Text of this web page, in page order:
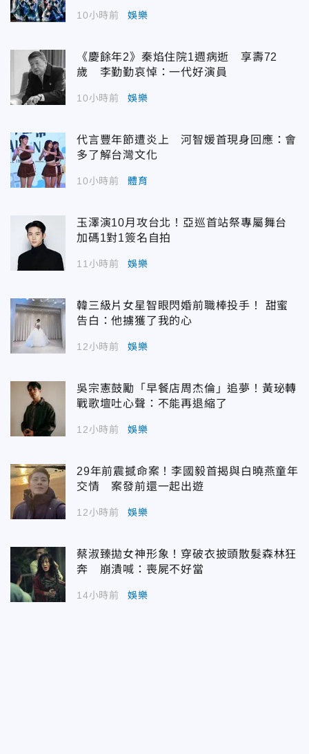
10小時前 娛樂
《慶餘年2》秦焰住院1週病逝 享壽72
歲 李勤勤哀悼：一代好演員
10小時前 娛樂
代言豐年節遭炎上 河智媛首現身回應：會
多了解台灣文化
10小時前 體育
玉澤演10月攻台北！亞巡首站祭專屬舞台
加碼1對1簽名自拍
11小時前 娛樂
韓三級片女星智眼閃婚前職棒投手！ 甜蜜
告白：他擄獲了我的心
12小時前 娛樂
吳宗憲鼓勵「早餐店周杰倫」追夢！黃珌轉
戰歌壇吐心聲：不能再退縮了
12小時前 娛樂
29年前震撼命案！李國毅首揭與白曉燕童年
交情 案發前還一起出遊
12小時前 娛樂
蔡淑臻拋女神形象！穿破衣披頭散髮森林狂
奔 崩潰喊：喪屍不好當
14小時前 娛樂